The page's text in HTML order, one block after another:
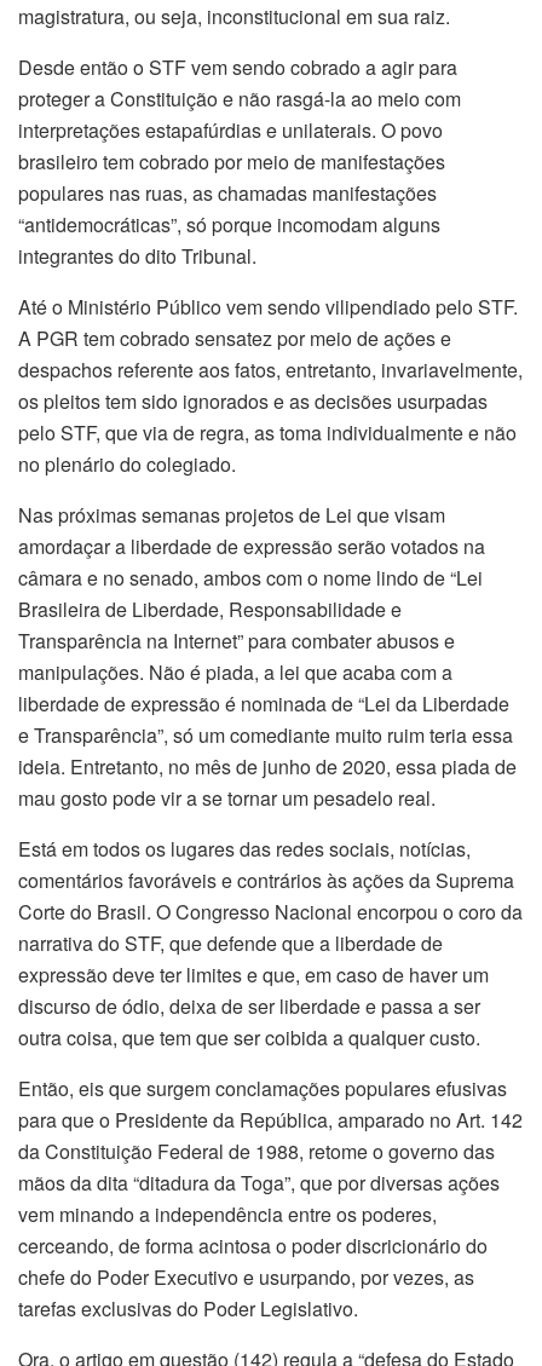
magistratura, ou seja, inconstitucional em sua raiz.
Desde então o STF vem sendo cobrado a agir para
proteger a Constituição e não rasgá-la ao meio com
interpretações estapafúrdias e unilaterais. O povo
brasileiro tem cobrado por meio de manifestações
populares nas ruas, as chamadas manifestações
“antidemocráticas”, só porque incomodam alguns
integrantes do dito Tribunal.
Até o Ministério Público vem sendo vilipendiado pelo STF.
A PGR tem cobrado sensatez por meio de ações e
despachos referente aos fatos, entretanto, invariavelmente,
os pleitos tem sido ignorados e as decisões usurpadas
pelo STF, que via de regra, as toma individualmente e não
no plenário do colegiado.
Nas próximas semanas projetos de Lei que visam
amordaçar a liberdade de expressão serão votados na
câmara e no senado, ambos com o nome lindo de “Lei
Brasileira de Liberdade, Responsabilidade e
Transparência na Internet” para combater abusos e
manipulações. Não é piada, a lei que acaba com a
liberdade de expressão é nominada de “Lei da Liberdade
e Transparência”, só um comediante muito ruim teria essa
ideia. Entretanto, no mês de junho de 2020, essa piada de
mau gosto pode vir a se tornar um pesadelo real.
Está em todos os lugares das redes sociais, notícias,
comentários favoráveis e contrários às ações da Suprema
Corte do Brasil. O Congresso Nacional encorpou o coro da
narrativa do STF, que defende que a liberdade de
expressão deve ter limites e que, em caso de haver um
discurso de ódio, deixa de ser liberdade e passa a ser
outra coisa, que tem que ser coibida a qualquer custo.
Então, eis que surgem conclamações populares efusivas
para que o Presidente da República, amparado no Art. 142
da Constituição Federal de 1988, retome o governo das
mãos da dita “ditadura da Toga”, que por diversas ações
vem minando a independência entre os poderes,
cerceando, de forma acintosa o poder discricionário do
chefe do Poder Executivo e usurpando, por vezes, as
tarefas exclusivas do Poder Legislativo.
Ora, o artigo em questão (142) regula a “defesa do Estado